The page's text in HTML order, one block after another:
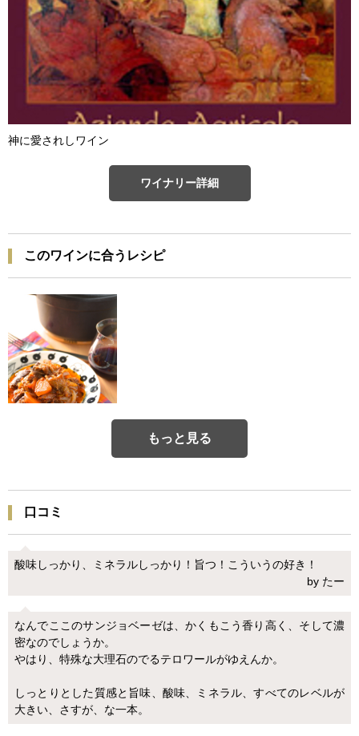
神に愛されしワイン
ワイナリー詳細
このワインに合うレシピ
もっと見る
口コミ
酸味しっかり、ミネラルしっかり！旨つ！こういうの好き！
by たー
なんでここのサンジョベーゼは、かくもこう香り高く、そして濃
密なのでしょうか。
やはり、特殊な大理石のでるテロワールがゆえんか。
しっとりとした質感と旨味、酸味、ミネラル、すべてのレベルが
大きい、さすが、な一本。